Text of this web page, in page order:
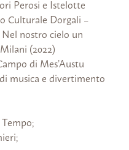
Perosi e Istelotte
Culturale Dorgali –
Nel nostro cielo un
(2022)
di Mes’Austu
musica e divertimento